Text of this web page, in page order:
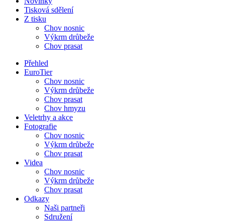
Tisková sdělení
Z tisku
Chov nosnic
Výkrm drůbeže
Chov prasat
Přehled
EuroTier
Chov nosnic
Výkrm drůbeže
Chov prasat
Chov hmyzu
Veletrhy a akce
Fotografie
Chov nosnic
Výkrm drůbeže
Chov prasat
Videa
Chov nosnic
Výkrm drůbeže
Chov prasat
Odkazy
Naši partneři
Sdružení